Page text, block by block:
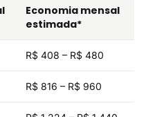
Economia mensal
estimada*
R$ 408 – R$ 480
R$ 816 – R$ 960